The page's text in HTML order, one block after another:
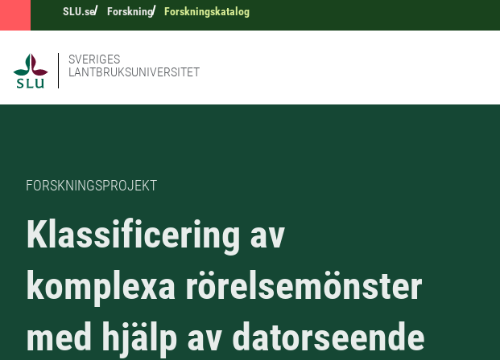
SLU.se Forskning Forskningskatalog
SVERIGES
LANTBRUKSUNIVERSITET
FORSKNINGSPROJEKT
Klassificering av
komplexa rörelsemönster
med hjälp av datorseende